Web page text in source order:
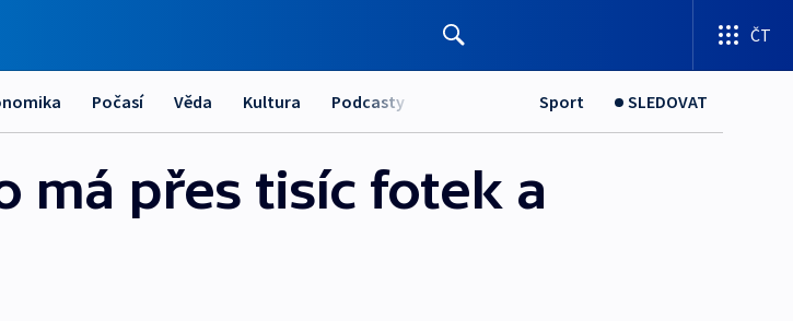
ČT
Počasí Věda Kultura Podcasty Sport SLEDOVAT
má přes tisíc fotek a